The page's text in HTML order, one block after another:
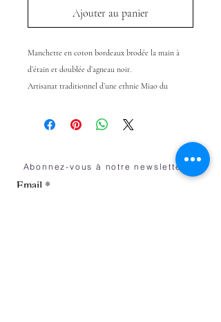
Ajouter au panier
Manchette en coton bordeaux brodée la main à
d’étain et doublée d’agneau noir.
Artisanat traditionnel d’une ethnie Miao du
Proudly made in China.
Abonnez-vous à notre newsletter!
Email